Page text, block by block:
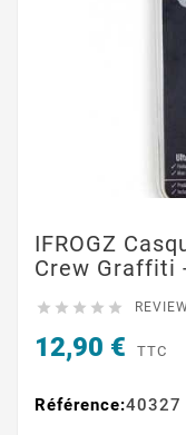
IFROGZ
Crew Graffiti
    
12,90 € TTC
Référence:40327